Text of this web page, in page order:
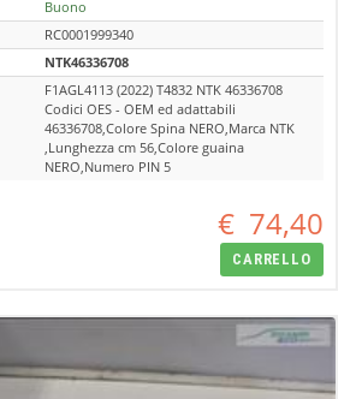
Buono
RC0001999340
NTK46336708
F1AGL4113 (2022) T4832 NTK 46336708
Codici OES - OEM ed adattabili
46336708,Colore Spina NERO,Marca NTK
,Lunghezza cm 56,Colore guaina
NERO,Numero PIN 5
€ 74,40
CARRELLO